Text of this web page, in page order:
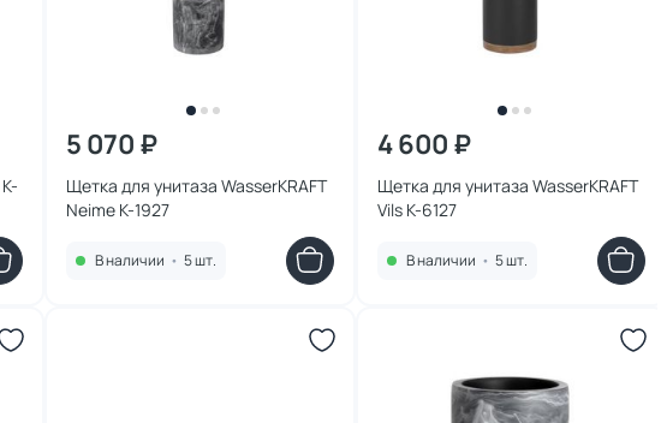
5 070 ₽
Щетка для унитаза WasserKRAFT
Neime K-1927
В наличии • 5 шт.
4 600 ₽
Щетка для унитаза WasserKRAFT
Vils K-6127
В наличии • 5 шт.